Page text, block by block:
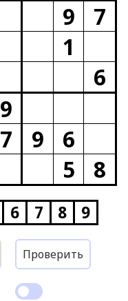
9
7
1
6
9
7 9
6
5 8
6 7 8 9
Проверить